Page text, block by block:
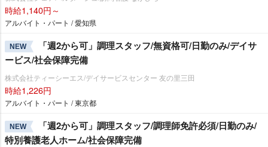
時給1,140円～
アルバイト・パート / 愛知県
NEW
「週2から可」調理スタッフ/無資格可/日勤のみ/デイサ
ービス/社会保障完備
株式会社ティーシーエス/デイサービスセンター 友の里三田
時給1,226円
アルバイト・パート / 東京都
NEW
「週2から可」調理スタッフ/調理師免許必須/日勤のみ/
特別養護老人ホーム/社会保障完備